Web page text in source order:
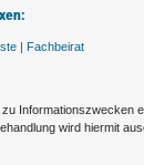
| Fachbeirat
wird hiermit